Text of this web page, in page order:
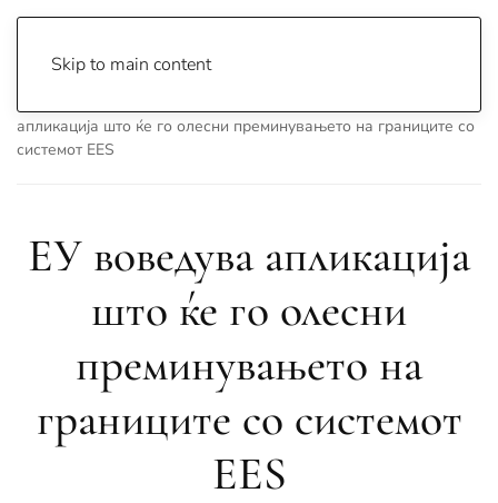
Skip to main content
апликација што ќе го олесни преминувањето на границите со
системот EES
ЕУ воведува апликација
што ќе го олесни
преминувањето на
границите со системот
EES